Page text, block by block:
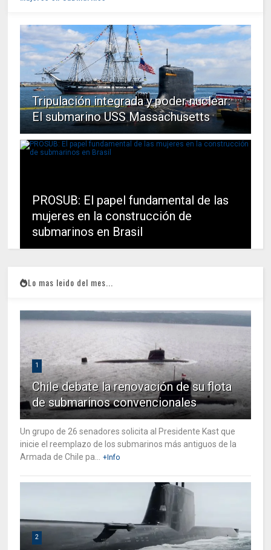
Tripulación integrada y poder nuclear:
El submarino USS Massachusetts
PROSUB: El papel fundamental de las
mujeres en la construcción de
submarinos en Brasil
Lo mas leido del mes...
1
Chile debate la renovación de su flota
de submarinos convencionales
Un grupo de 26 senadores solicita al Presidente Kast que
inicie el reemplazo de los submarinos más antiguos de la
Armada de Chile pa...
+Info
2